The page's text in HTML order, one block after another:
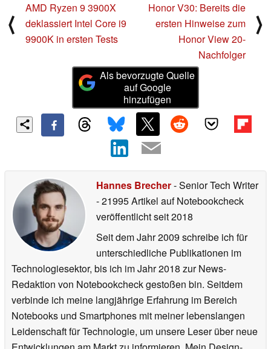
⟨
AMD Ryzen 9 3900X
deklassiert Intel Core i9
9900K in ersten Tests
Honor V30: Bereits die
ersten Hinweise zum
Honor View 20-
Nachfolger
⟩
Als bevorzugte Quelle
auf Google
hinzufügen
Hannes Brecher- Senior Tech Writer
- 21995 Artikel auf Notebookcheck
veröffentlichtseit 2018
Seit dem Jahr 2009 schreibe ich für
unterschiedliche Publikationen im
Technologiesektor, bis ich im Jahr 2018 zur News-
Redaktion von Notebookcheck gestoßen bin. Seitdem
verbinde ich meine langjährige Erfahrung im Bereich
Notebooks und Smartphones mit meiner lebenslangen
Leidenschaft für Technologie, um unsere Leser über neue